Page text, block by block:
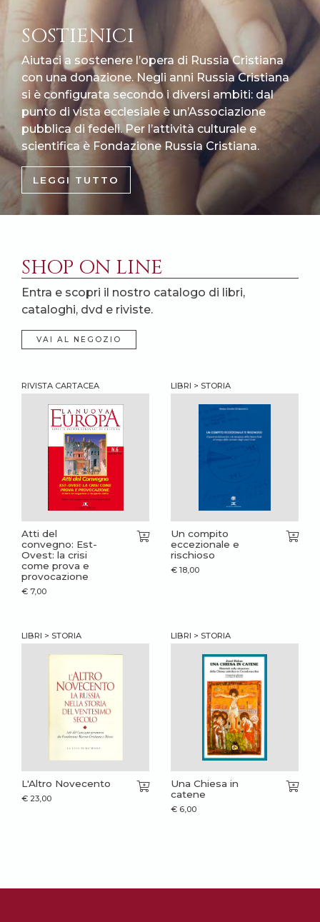
SOSTIENICI
Aiutaci a sostenere l’opera di Russia Cristiana
con una donazione. Negli anni Russia Cristiana
si è configurata secondo i diversi ambiti: dal
punto di vista ecclesiale è un’Associazione
pubblica di fedeli. Per l’attività culturale e
scientifica è Fondazione Russia Cristiana.
LEGGI TUTTO
SHOP ON LINE
Entra e scopri il nostro catalogo di libri,
cataloghi, dvd e riviste.
VAI AL NEGOZIO
RIVISTA CARTACEA
Atti del
convegno: Est-
Ovest: la crisi
come prova e
provocazione
€ 7,00
LIBRI > STORIA
Un compito
eccezionale e
rischioso
€ 18,00
LIBRI > STORIA
L'Altro Novecento
€ 23,00
LIBRI > STORIA
Una Chiesa in
catene
€ 6,00